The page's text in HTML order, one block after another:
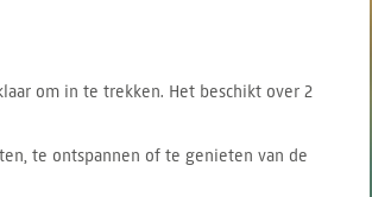
om in te trekken. Het beschikt over 2
te ontspannen of te genieten van de